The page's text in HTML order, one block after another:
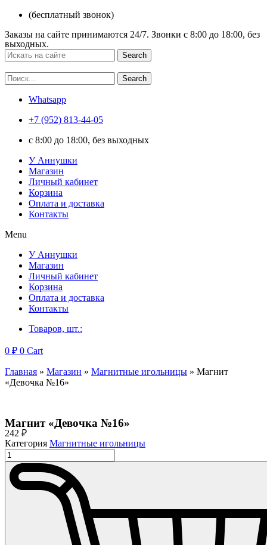
(бесплатный звонок)
Заказы на сайте принимаются 24/7. Звонки c 8:00 до 18:00, без
выходных.
Search
Search
Whatsapp
+7 (952) 813-44-05
c 8:00 до 18:00, без выходных
У Аннушки
Магазин
Личный кабинет
Корзина
Оплата и доставка
Контакты
Menu
У Аннушки
Магазин
Личный кабинет
Корзина
Оплата и доставка
Контакты
Товаров, шт.:
0 ₽ 0 Cart
Главная » Магазин » Магнитные игольницы » Магнит
«Девочка №16»
Магнит «Девочка №16»
242 ₽
Категория Магнитные игольницы
Количество
товара
Магнит
"Девочка